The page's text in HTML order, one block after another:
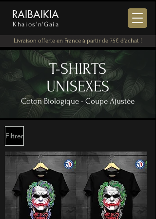
RAIBAIKIA
Khaios'n'Gaia
Livraison offerte en France à partir de 75€ d'achat !
T-SHIRTS
UNISEXES
Coton Biologique - Coupe Ajustée
Filtrer